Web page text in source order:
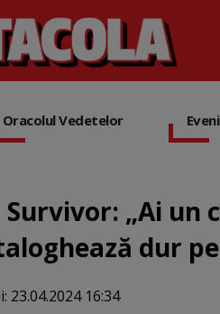
Oracolul Vedetelor
Survivor: „Ai
dur
23.04.2024 16:34